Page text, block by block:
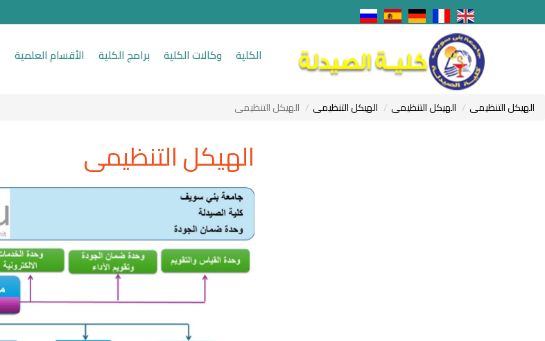
الكلية وكالات الكلية برامج الكلية الأقسام العلمية
الهيكل التنظيمى الهيكل التنظيمى الهيكل التنظيمى الهيكل التنظيمى
الهيكل التنظيمى